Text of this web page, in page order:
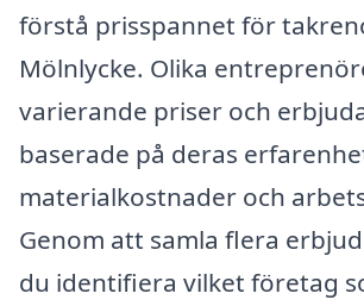
förstå prisspannet för
Mölnlycke. Olika
varierande priser och
baserade på deras
materialkostnader och
Genom att samla flera
du identifiera vilket företag